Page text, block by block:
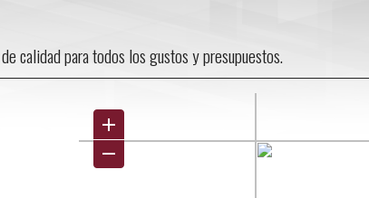
calidad para todos los gustos y presupuestos.